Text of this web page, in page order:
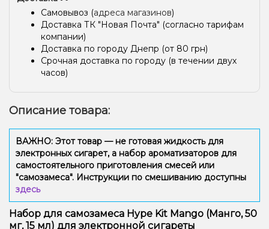
Самовывоз (адреса магазинов)
Доставка ТК "Новая Почта" (согласно тарифам
компании)
Доставка по городу Днепр (от 80 грн)
Срочная доставка по городу (в течении двух
часов)
Описание товара:
ВАЖНО: Этот товар — не готовая жидкость для
электронных сигарет, а набор ароматизаторов для
самостоятельного приготовления смесей или
"самозамеса". Инструкции по смешиванию доступны
здесь
Набор для самозамеса Hype Kit Mango (Манго, 50
мг, 15 мл) для электронной сигареты